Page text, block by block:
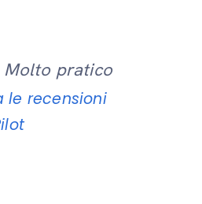
pratico
le recensioni